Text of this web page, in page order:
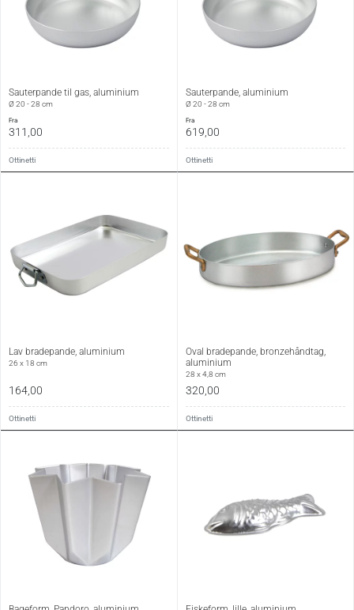
Sauterpande til gas, aluminium
Ø 20 - 28 cm
fra
311,00
Ottinetti
Sauterpande, aluminium
Ø 20 - 28 cm
fra
619,00
Ottinetti
Lav bradepande, aluminium
26 x 18 cm
164,00
Ottinetti
Oval bradepande, bronzehåndtag,
aluminium
28 x 4,8 cm
320,00
Ottinetti